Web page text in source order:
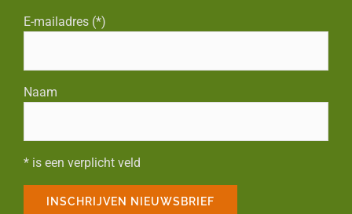
E-mailadres (*)
Naam
* is een verplicht veld